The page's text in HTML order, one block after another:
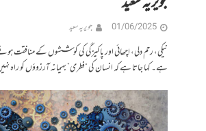
01/06/2025 جویریہ سعید
نیکی، رحم دلی، اچھائی اور پاکیزگی کی کوششوں کے منافقت ہونے
ہے۔ کہا جاتا ہے کہ انسان کی “فطری” بہیمانہ آرزوؤں کو راہ